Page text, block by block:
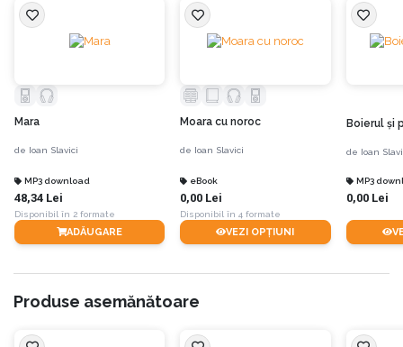
1894, apare la București revista ilustrată „Vatra”, sub conducerea lui Slavici,
Caragiale și Coșbuc.
Mara
de Ioan Slavici
MP3 download
48,34 Lei
Disponibil în 2 formate
ADĂUGARE
Moara cu noroc
de Ioan Slavici
eBook
0,00 Lei
Disponibil în 4 formate
VEZI OPȚIUNI
Boierul şi
de Ioan
MP3
0,00 Lei
Produse asemănătoare